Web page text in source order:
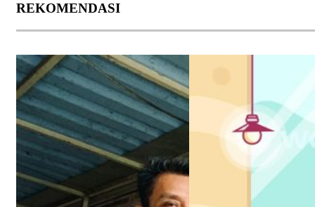
REKOMENDASI